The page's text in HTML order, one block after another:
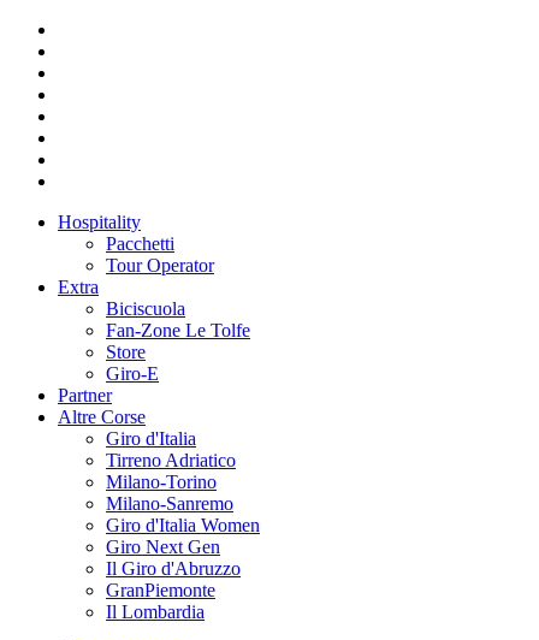
Hospitality
Pacchetti
Tour Operator
Extra
Biciscuola
Fan-Zone Le Tolfe
Store
Giro-E
Partner
Altre Corse
Giro d'Italia
Tirreno Adriatico
Milano-Torino
Milano-Sanremo
Giro d'Italia Women
Giro Next Gen
Il Giro d'Abruzzo
GranPiemonte
Il Lombardia